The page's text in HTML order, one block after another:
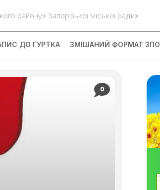
району» Запорізької міської ради»
ДО ГУРТКА ЗМІШАНИЙ ФОРМАТ ЗПО
0